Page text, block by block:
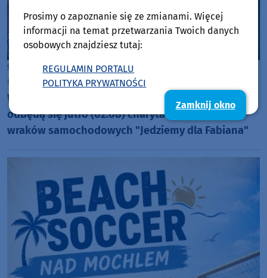
Gmina Więcbork
sobota, 1 sierpnia 2026, 08:16
W Runowie Krajeńskim, w gminie Więcbork,
odbędą się jutro (02.08) charytatywne wyścigi
wraków samochodowych "Jedziemy dla Fabiana"
Prosimy o zapoznanie się ze zmianami. Więcej
informacji na temat przetwarzania Twoich danych
osobowych znajdziesz tutaj:
REGULAMIN PORTALU
POLITYKA PRYWATNOŚCI
Zamknij okno